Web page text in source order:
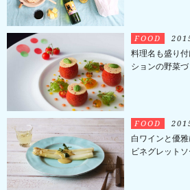
FOOD
料理名も盛り
ションの野菜づ
FOOD
白ワインと優
ビネグレットソ